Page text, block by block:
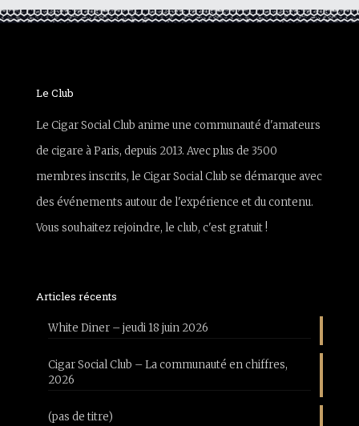
Le Club
Le Cigar Social Club anime une communauté d'amateurs
de cigare à Paris, depuis 2013. Avec plus de 3500
membres inscrits, le Cigar Social Club se démarque avec
des événements autour de l'expérience et du contenu.
Vous souhaitez rejoindre, le club, c'est gratuit !
Articles récents
White Diner – jeudi 18 juin 2026
Cigar Social Club – La communauté en chiffres,
2026
(pas de titre)